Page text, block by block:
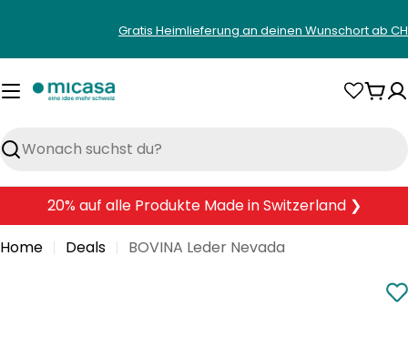
springen
Gratis Heimlieferung an deinen Wunschort ab
Suchen
20% auf alle Produkte Made in Switzerland ❯
Home
Deals BOVINA Leder Nevada